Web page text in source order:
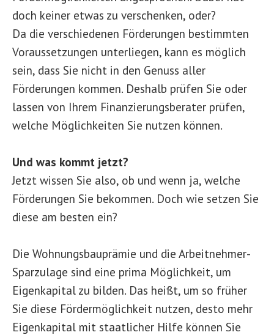
doch keiner etwas zu verschenken, oder?
Da die verschiedenen Förderungen bestimmten
Voraussetzungen unterliegen, kann es möglich
sein, dass Sie nicht in den Genuss aller
Förderungen kommen. Deshalb prüfen Sie oder
lassen von Ihrem Finanzierungsberater prüfen,
welche Möglichkeiten Sie nutzen können.
Und was kommt jetzt?
Jetzt wissen Sie also, ob und wenn ja, welche
Förderungen Sie bekommen. Doch wie setzen Sie
diese am besten ein?
Die Wohnungsbauprämie und die Arbeitnehmer-
Sparzulage sind eine prima Möglichkeit, um
Eigenkapital zu bilden. Das heißt, um so früher
Sie diese Fördermöglichkeit nutzen, desto mehr
Eigenkapital mit staatlicher Hilfe können Sie